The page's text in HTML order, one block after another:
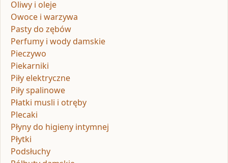
Oliwy i oleje
Owoce i warzywa
Pasty do zębów
Perfumy i wody damskie
Pieczywo
Piekarniki
Piły elektryczne
Piły spalinowe
Płatki musli i otręby
Plecaki
Płyny do higieny intymnej
Płytki
Podsłuchy